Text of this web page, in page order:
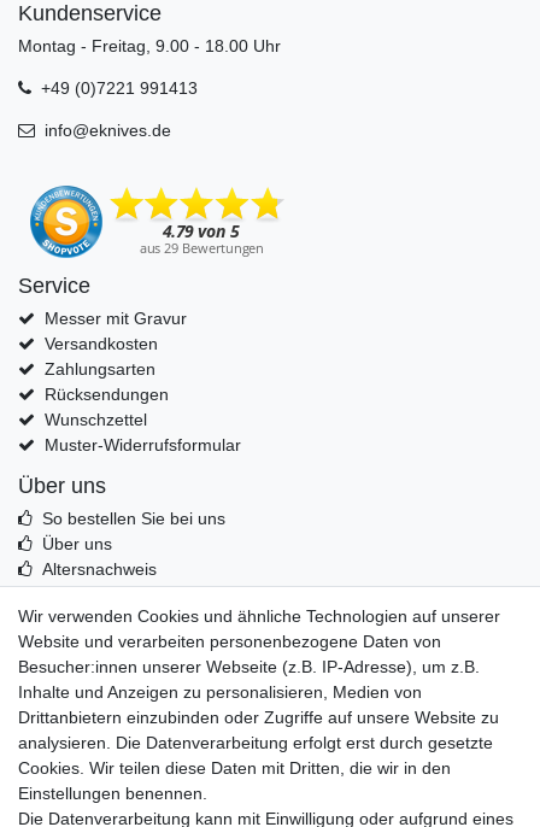
Kundenservice
Montag - Freitag, 9.00 - 18.00 Uhr
+49 (0)7221 991413
info@eknives.de
Service
Messer mit Gravur
Versandkosten
Zahlungsarten
Rücksendungen
Wunschzettel
Muster-Widerrufsformular
Über uns
So bestellen Sie bei uns
Über uns
Altersnachweis
Echtheit von Kundenbewertungen
Messer Info Forum
Messer schärfen
Messerhersteller
Stahltabelle
Stahlarten
Rockwell Härte
Messerarten
Wir verwenden Cookies und ähnliche Technologien auf unserer
Website und verarbeiten personenbezogene Daten von
Besucher:innen unserer Webseite (z.B. IP-Adresse), um z.B.
Inhalte und Anzeigen zu personalisieren, Medien von
Drittanbietern einzubinden oder Zugriffe auf unsere Website zu
analysieren. Die Datenverarbeitung erfolgt erst durch gesetzte
Cookies. Wir teilen diese Daten mit Dritten, die wir in den
Einstellungen benennen.
Die Datenverarbeitung kann mit Einwilligung oder aufgrund eines